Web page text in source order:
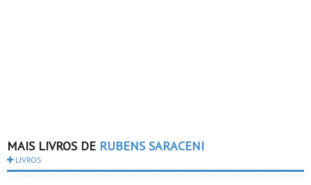
MAIS LIVROS DE RUBENS SARACENI
LIVROS